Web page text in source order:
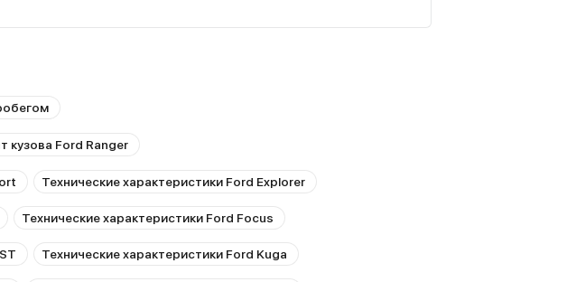
кузова Ford Ranger
Технические характеристики Ford Explorer
Технические характеристики Ford Focus
Технические характеристики Ford Kuga